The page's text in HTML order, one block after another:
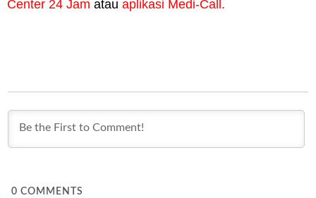
Center 24 Jam atau aplikasi Medi-Call.
0 COMMENTS